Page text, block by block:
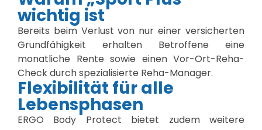
wichtig ist
Bereits beim Verlust von nur einer versicherten
Grundfähigkeit erhalten Betroffene eine
monatliche Rente sowie einen Vor-Ort-Reha-
Check durch spezialisierte Reha-Manager.
Flexibilität für alle
Lebensphasen
ERGO Body Protect bietet zudem weitere